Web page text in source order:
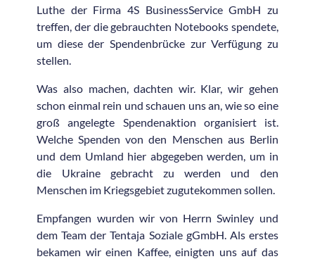
Luthe der Firma 4S BusinessService GmbH zu
treffen, der die gebrauchten Notebooks spendete,
um diese der Spendenbrücke zur Verfügung zu
stellen.
Was also machen, dachten wir. Klar, wir gehen
schon einmal rein und schauen uns an, wie so eine
groß angelegte Spendenaktion organisiert ist.
Welche Spenden von den Menschen aus Berlin
und dem Umland hier abgegeben werden, um in
die Ukraine gebracht zu werden und den
Menschen im Kriegsgebiet zugutekommen sollen.
Empfangen wurden wir von Herrn Swinley und
dem Team der Tentaja Soziale gGmbH. Als erstes
bekamen wir einen Kaffee, einigten uns auf das